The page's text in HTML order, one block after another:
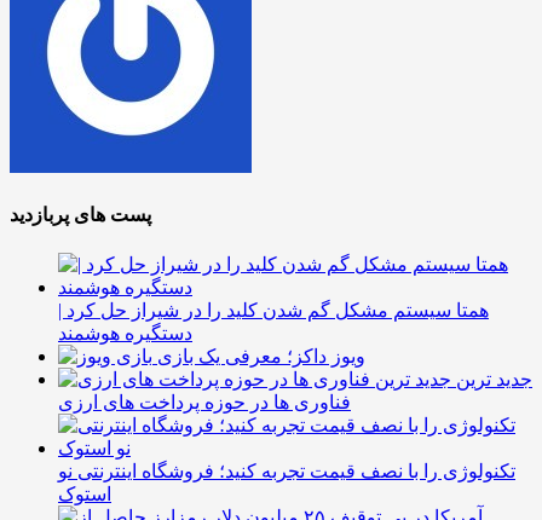
پست های پربازدید
همتا سیستم مشکل گم شدن کلید را در شیراز حل کرد |
دستگیره هوشمند
ویوز داکز؛ معرفی یک بازی
جدید ترین
فناوری ها در حوزه پرداخت های ارزی
تکنولوژی را با نصف قیمت تجربه کنید؛ فروشگاه اینترنتی نو
استوک